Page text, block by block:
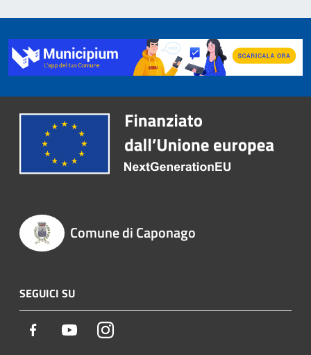
Comune di Caponago
SEGUICI SU
Facebook YoutubeInstagram